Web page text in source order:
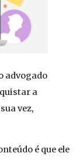
advogado
a
vez,
é que ele